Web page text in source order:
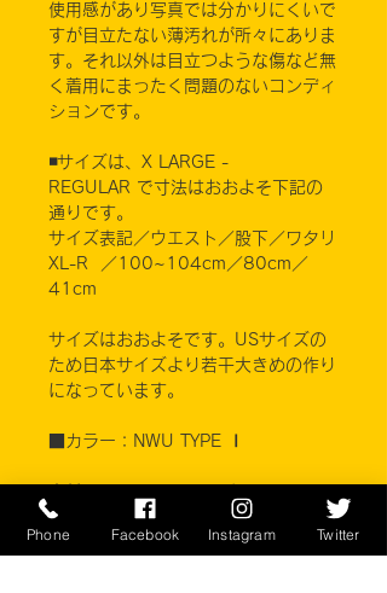
使用感があり写真では分かりにくいで
すが目立たない薄汚れが所々にありま
す。それ以外は目立つような傷など無
く着用にまったく問題のないコンディ
ションです。
◾️サイズは、X LARGE -
REGULAR で寸法はおおよそ下記の
通りです。
サイズ表記／ウエスト／股下／ワタリ
XL-R ／100~104cm／80cm／
41cm
サイズはおおよそです。USサイズの
ため日本サイズより若干大きめの作り
になっています。
■カラー：NWU TYPE Ⅰ
BRONZE STAR APPAREL GROUP,
INC.
Phone Facebook Instagram Twitter